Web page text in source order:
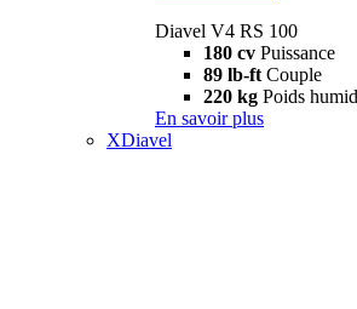
Diavel V4 RS 100
180 cv Puissance
89 lb-ft Couple
220 kg Poids
En savoir plus
XDiavel